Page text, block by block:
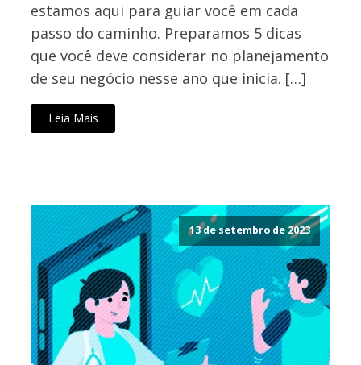
estamos aqui para guiar você em cada
passo do caminho. Preparamos 5 dicas
que você deve considerar no planejamento
de seu negócio nesse ano que inicia. […]
Leia Mais
13 de setembro de 2023